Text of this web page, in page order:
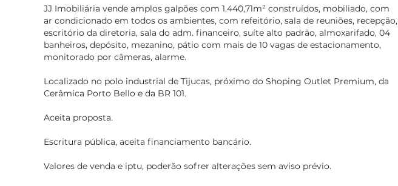
JJ Imobiliária vende amplos galpões com 1.440,71m² construídos, mobiliado, com
ar condicionado em todos os ambientes, com refeitório, sala de reuniões, recepção,
escritório da diretoria, sala do adm. financeiro, suíte alto padrão, almoxarifado, 04
banheiros, depósito, mezanino, pátio com mais de 10 vagas de estacionamento,
monitorado por câmeras, alarme.
Localizado no polo industrial de Tijucas, próximo do Shoping Outlet Premium, da
Cerâmica Porto Bello e da BR 101.
Aceita proposta.
Escritura pública, aceita financiamento bancário.
Valores de venda e iptu, poderão sofrer alterações sem aviso prévio.